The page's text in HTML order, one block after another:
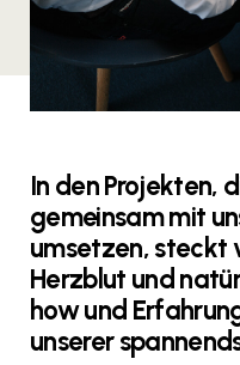
In den Projekten,
gemeinsam mit
umsetzen, steckt
Herzblut und
how und
unserer